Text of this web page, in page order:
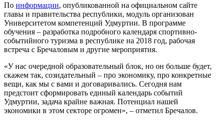
По информации, опубликованной на официальном сайте
главы и правительства республики, модуль организован
Университетом компетенций Удмуртии. В программе
обучения – разработка подробного календаря спортивно-
событийного туризма в республике на 2018 год, рабочая
встреча с Бречаловым и другие мероприятия.
«У нас очередной образовательный блок, но он больше будет,
скажем так, созидательный – про экономику, про конкретные
вещи, как мы с вами и договаривались. Сегодня нам
предстоит сформировать единый календарь событий
Удмуртии, задача крайне важная. Потенциал нашей
экономики в этом секторе огромен», – отметил Бречалов.